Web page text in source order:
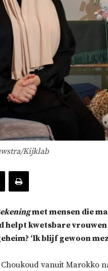
Kijklab
met mensen die
helpt kwetsbare
‘Ik blijf gewoon
vanuit Marokko